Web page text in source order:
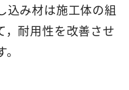
込み材は施工体の組
，耐用性を改善させ